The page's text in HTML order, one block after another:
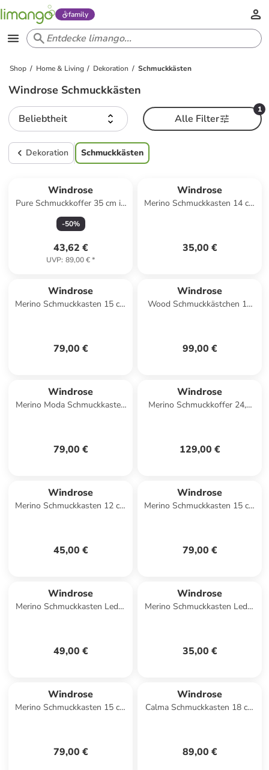
family
Shop Home & Living Dekoration Schmuckkästen
Windrose Schmuckkästen
Beliebtheit
1
Alle Filter
Dekoration Schmuckkästen
Windrose
Pure Schmuckkoffer 35 cm in
bordeaux
-50%
43,62 €
UVP: 89,00 €*
Windrose
Merino Schmuckkasten 14 cm
35,00 €
Windrose
Merino Schmuckkasten 15 cm
79,00 €
Windrose
Wood Schmuckkästchen 14
99,00 €
Windrose
Merino Moda Schmuckkasten
79,00 €
Windrose
Merino Schmuckkoffer 24,5
129,00 €
Windrose
Merino Schmuckkasten 12 cm
45,00 €
Windrose
Merino Schmuckkasten 15 cm
79,00 €
Windrose
Merino Schmuckkasten Leder
49,00 €
Windrose
Merino Schmuckkasten Leder
35,00 €
Windrose
Merino Schmuckkasten 15 cm
79,00 €
Windrose
Calma Schmuckkasten 18 cm
89,00 €